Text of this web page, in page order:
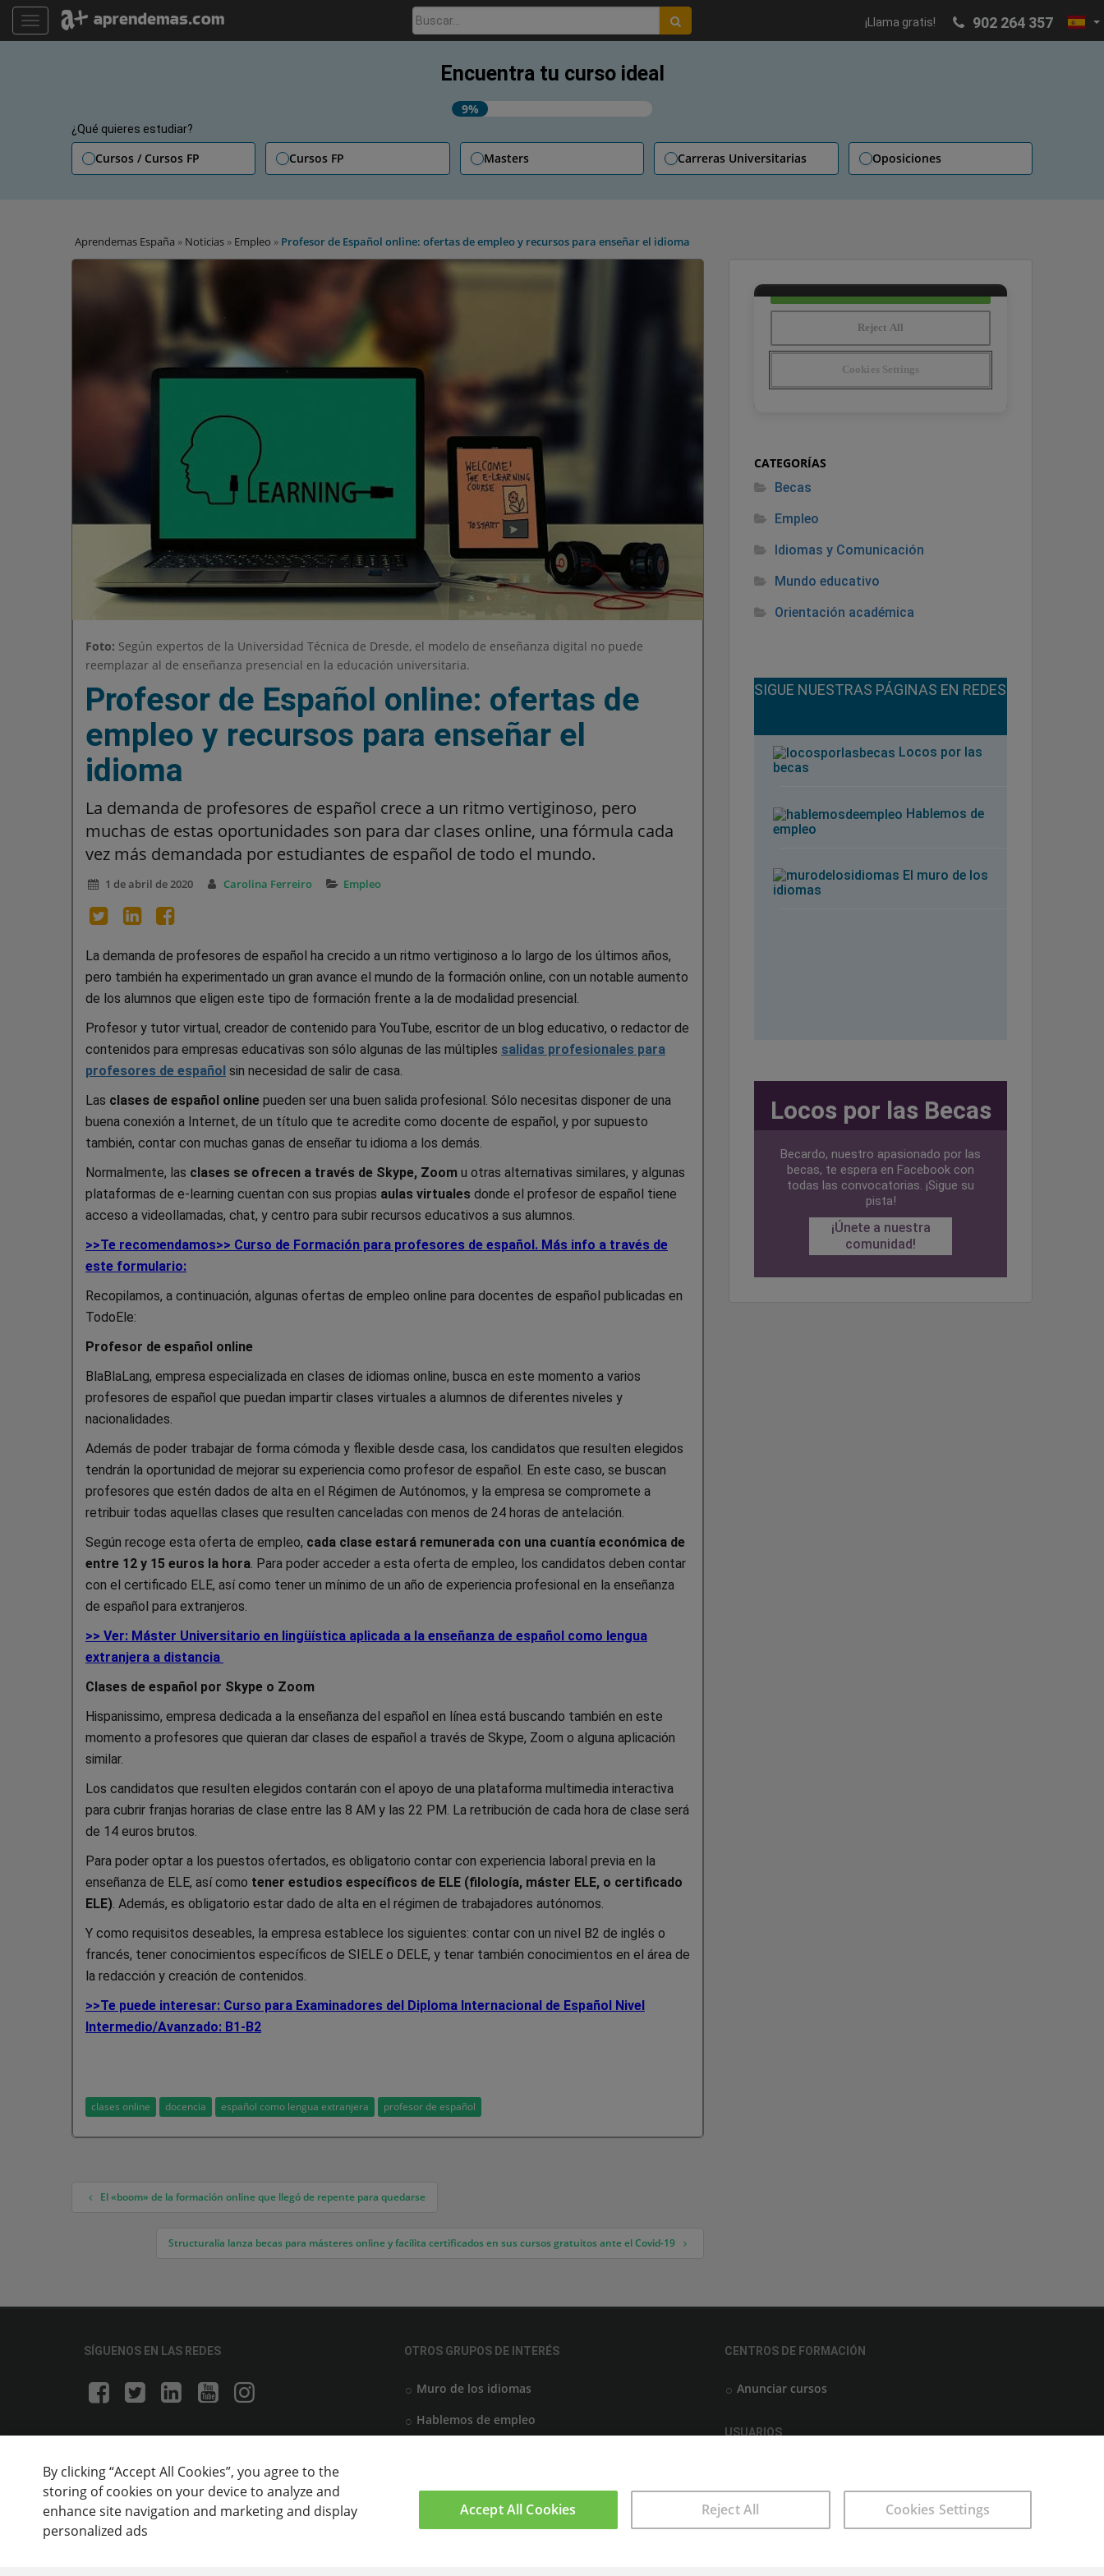
TOGGLE NAVIGATION ¡Llama gratis! 902 264 357
Buscar:
Encuentra tu curso ideal
9%
¿Qué quieres estudiar?
Cursos / Cursos FP Cursos FP Masters Carreras Universitarias Oposiciones
Aprendemas España » Noticias » Empleo » Profesor de Español online: ofertas de empleo y recursos para enseñar el idioma
Foto: Según expertos de la Universidad Técnica de Dresde, el modelo de enseñanza digital no puede
reemplazar al de enseñanza presencial en la educación universitaria.
Profesor de Español online: ofertas de
empleo y recursos para enseñar el
idioma
La demanda de profesores de español crece a un ritmo vertiginoso, pero
muchas de estas oportunidades son para dar clases online, una fórmula cada
vez más demandada por estudiantes de español de todo el mundo.
1 de abril de 2020 Carolina Ferreiro Empleo
La demanda de profesores de español ha crecido a un ritmo vertiginoso a lo largo de los últimos años,
pero también ha experimentado un gran avance el mundo de la formación online, con un notable aumento
de los alumnos que eligen este tipo de formación frente a la de modalidad presencial.
Profesor y tutor virtual, creador de contenido para YouTube, escritor de un blog educativo, o redactor de
contenidos para empresas educativas son sólo algunas de las múltiples salidas profesionales para
profesores de español sin necesidad de salir de casa.
Las clases de español online pueden ser una buen salida profesional. Sólo necesitas disponer de una
buena conexión a Internet, de un título que te acredite como docente de español, y por supuesto
también, contar con muchas ganas de enseñar tu idioma a los demás.
Normalmente, las clases se ofrecen a través de Skype, Zoom u otras alternativas similares, y algunas
plataformas de e-learning cuentan con sus propias aulas virtuales donde el profesor de español tiene
acceso a videollamadas, chat, y centro para subir recursos educativos a sus alumnos.
>>Te recomendamos>> Curso de Formación para profesores de español. Más info a través de
este formulario:
Recopilamos, a continuación, algunas ofertas de empleo online para docentes de español publicadas en
TodoEle:
Profesor de español online
BlaBlaLang, empresa especializada en clases de idiomas online, busca en este momento a varios
profesores de español que puedan impartir clases virtuales a alumnos de diferentes niveles y
nacionalidades.
Además de poder trabajar de forma cómoda y flexible desde casa, los candidatos que resulten elegidos
tendrán la oportunidad de mejorar su experiencia como profesor de español. En este caso, se buscan
profesores que estén dados de alta en el Régimen de Autónomos, y la empresa se compromete a
retribuir todas aquellas clases que resulten canceladas con menos de 24 horas de antelación.
Según recoge esta oferta de empleo, cada clase estará remunerada con una cuantía económica de
entre 12 y 15 euros la hora. Para poder acceder a esta oferta de empleo, los candidatos deben contar
con el certificado ELE, así como tener un mínimo de un año de experiencia profesional en la enseñanza
de español para extranjeros.
>> Ver: Máster Universitario en lingüística aplicada a la enseñanza de español como lengua
extranjera a distancia
Clases de español por Skype o Zoom
Hispanissimo, empresa dedicada a la enseñanza del español en línea está buscando también en este
momento a profesores que quieran dar clases de español a través de Skype, Zoom o alguna aplicación
similar.
Los candidatos que resulten elegidos contarán con el apoyo de una plataforma multimedia interactiva
para cubrir franjas horarias de clase entre las 8 AM y las 22 PM. La retribución de cada hora de clase será
de 14 euros brutos.
Para poder optar a los puestos ofertados, es obligatorio contar con experiencia laboral previa en la
enseñanza de ELE, así como tener estudios específicos de ELE (filología, máster ELE, o certificado
ELE). Además, es obligatorio estar dado de alta en el régimen de trabajadores autónomos.
Y como requisitos deseables, la empresa establece los siguientes: contar con un nivel B2 de inglés o
francés, tener conocimientos específicos de SIELE o DELE, y tenar también conocimientos en el área de
la redacción y creación de contenidos.
>>Te puede interesar: Curso para Examinadores del Diploma Internacional de Español Nivel
Intermedio/Avanzado: B1-B2
clases online docencia español como lengua extranjera profesor de español
Navegación de entradas
El «boom» de la formación online que llegó de repente para quedarse
Structuralia lanza becas para másteres online y facilita certificados en sus cursos gratuitos ante el Covid-19
CATEGORÍAS
Becas
Empleo
Idiomas y Comunicación
Mundo educativo
Orientación académica
¡SIGUE NUESTRAS PÁGINAS EN REDES!
Locos por las
becas
Hablemos de
empleo
El muro de los
idiomas
Locos por las Becas
Becardo, nuestro apasionado por las
becas, te espera en Facebook con
todas las convocatorias. ¡Sigue su
pista!
¡Únete a nuestra
comunidad!
SÍGUENOS EN LAS REDES OTROS GRUPOS DE INTERÉS
Muro de los idiomas
Hablemos de empleo
CENTROS DE FORMACIÓN
Anunciar cursos
USUARIOS
By clicking “Accept All Cookies”, you agree to the
storing of cookies on your device to analyze and
enhance site navigation and marketing and display
personalized ads
Cookies Settings
Reject All
Accept All Cookies